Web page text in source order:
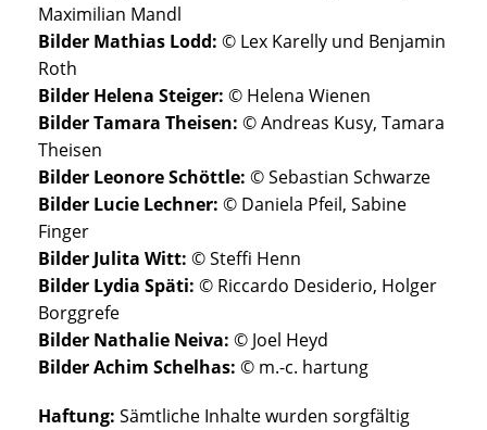
Maximilian Mandl
Bilder Mathias Lodd: © Lex Karelly und Benjamin
Roth
Bilder Helena Steiger: © Helena Wienen
Bilder Tamara Theisen: © Andreas Kusy, Tamara
Theisen
Bilder Leonore Schöttle: © Sebastian Schwarze
Bilder Lucie Lechner: © Daniela Pfeil, Sabine
Finger
Bilder Julita Witt: © Steffi Henn
Bilder Lydia Späti: © Riccardo Desiderio, Holger
Borggrefe
Bilder Nathalie Neiva: © Joel Heyd
Bilder Achim Schelhas: © m.-c. hartung
Haftung: Sämtliche Inhalte wurden sorgfältig